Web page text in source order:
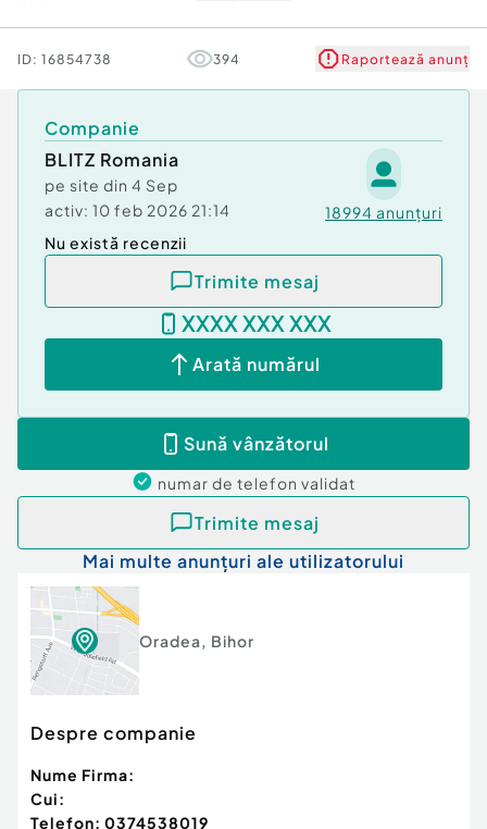
ID: 16854738 394 Raportează anunț
Companie
BLITZ Romania
pe site din 4 Sep
activ: 10 feb 2026 21:14 18994 anunțuri
Nu există recenzii
Trimite mesaj
XXXX XXX XXX
Arată numărul
Sună vânzătorul
numar de telefon validat
Trimite mesaj
Mai multe anunțuri ale utilizatorului
Oradea, Bihor
Despre companie
Nume Firma:
Cui:
Telefon: 0374538019